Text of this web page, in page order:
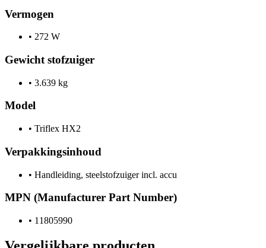
Vermogen
• 272 W
Gewicht stofzuiger
• 3.639 kg
Model
• Triflex HX2
Verpakkingsinhoud
• Handleiding, steelstofzuiger incl. accu
MPN (Manufacturer Part Number)
• 11805990